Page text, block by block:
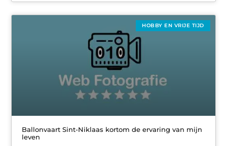
HOBBY EN VRIJE TIJD
Ballonvaart Sint-Niklaas kortom de ervaring van mijn
leven